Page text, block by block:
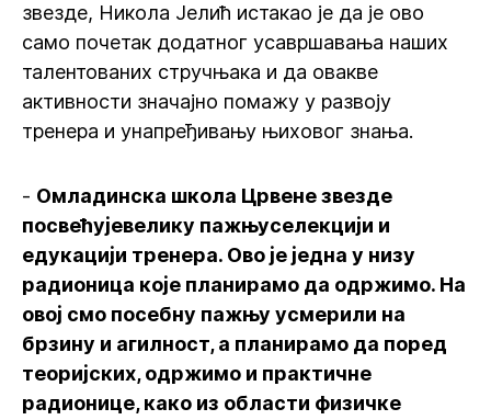
звезде, Никола Јелић истакао је да је ово
само почетак додатног усавршавања наших
талентованих стручњака и да овакве
активности значајно помажу у развоју
тренера и унапређивању њиховог знања.
- Омладинска школа Црвене звезде
посвећујевелику пажњуселекцији и
едукацији тренера. Ово је једна у низу
радионица које планирамо да одржимо. На
овој смо посебну пажњу усмерили на
брзину и агилност, а планирамо да поред
теоријских, одржимо и практичне
радионице, како из области физичке